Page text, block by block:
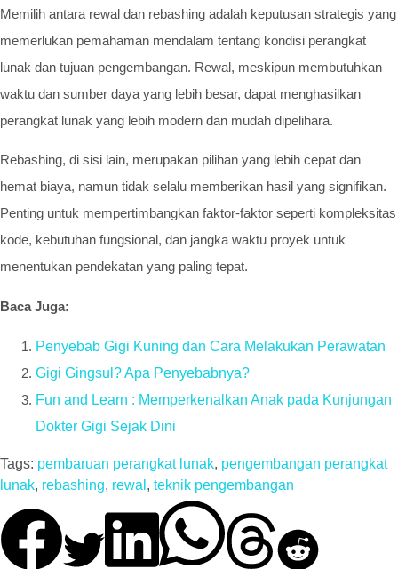
Memilih antara rewal dan rebashing adalah keputusan strategis yang
memerlukan pemahaman mendalam tentang kondisi perangkat
lunak dan tujuan pengembangan. Rewal, meskipun membutuhkan
waktu dan sumber daya yang lebih besar, dapat menghasilkan
perangkat lunak yang lebih modern dan mudah dipelihara.
Rebashing, di sisi lain, merupakan pilihan yang lebih cepat dan
hemat biaya, namun tidak selalu memberikan hasil yang signifikan.
Penting untuk mempertimbangkan faktor-faktor seperti kompleksitas
kode, kebutuhan fungsional, dan jangka waktu proyek untuk
menentukan pendekatan yang paling tepat.
Baca Juga:
Penyebab Gigi Kuning dan Cara Melakukan Perawatan
Gigi Gingsul? Apa Penyebabnya?
Fun and Learn : Memperkenalkan Anak pada Kunjungan
Dokter Gigi Sejak Dini
Tags: pembaruan perangkat lunak, pengembangan perangkat
lunak, rebashing, rewal , teknik pengembangan